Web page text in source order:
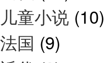
儿童小说 (10)
法国 (9)